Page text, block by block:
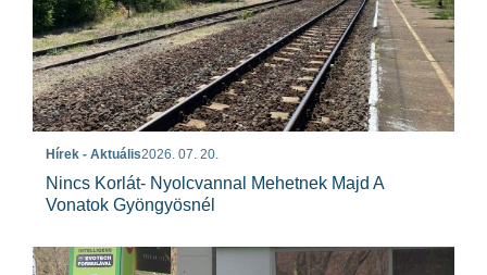
Hírek - Aktuális2026. 07. 20.
Nincs Korlát- Nyolcvannal Mehetnek Majd A
Vonatok Gyöngyösnél